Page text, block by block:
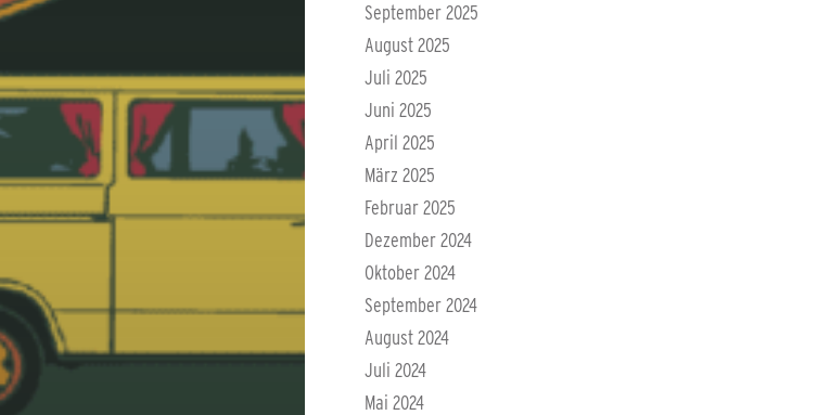
September 2025
August 2025
Juli 2025
Juni 2025
April 2025
März 2025
Februar 2025
Dezember 2024
Oktober 2024
September 2024
August 2024
Juli 2024
Mai 2024